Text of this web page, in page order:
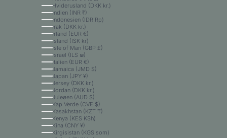
Hviderusland (DKK kr.)
Indien (INR ₹)
Indonesien (IDR Rp)
Irak (DKK kr.)
Irland (EUR €)
Island (ISK kr)
Isle of Man (GBP £)
Israel (ILS ₪)
Italien (EUR €)
Jamaica (JMD $)
Japan (JPY ¥)
Jersey (DKK kr.)
Jordan (DKK kr.)
Juleøen (AUD $)
Kap Verde (CVE $)
Kasakhstan (KZT ₸)
Kenya (KES KSh)
Kina (CNY ¥)
Kirgisistan (KGS som)